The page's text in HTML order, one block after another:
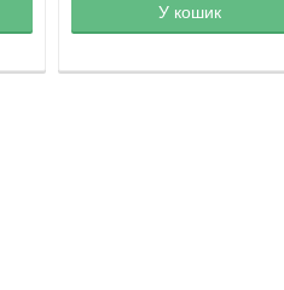
Товар в корзине
У кошик